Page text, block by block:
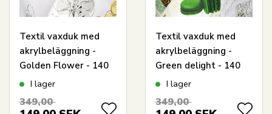
Textil vaxduk med
akrylbeläggning -
Golden Flower - 140
cm bred - Per meter
I lager
349,00
Textil vaxduk med
akrylbeläggning -
Green delight - 140
cm bred - På metervis
I lager
349,00